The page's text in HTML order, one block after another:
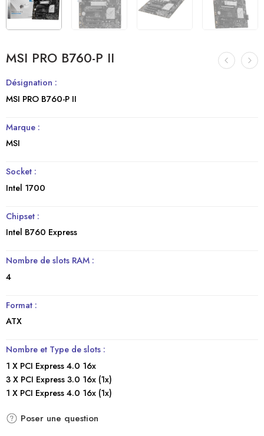
MSI PRO B760-P II
Désignation :
MSI PRO B760-P II
Marque :
MSI
Socket :
Intel 1700
Chipset :
Intel B760 Express
Nombre de slots RAM :
4
Format :
ATX
Nombre et Type de slots :
1 X PCI Express 4.0 16x
3 X PCI Express 3.0 16x (1x)
1 X PCI Express 4.0 16x (1x)
Poser une question